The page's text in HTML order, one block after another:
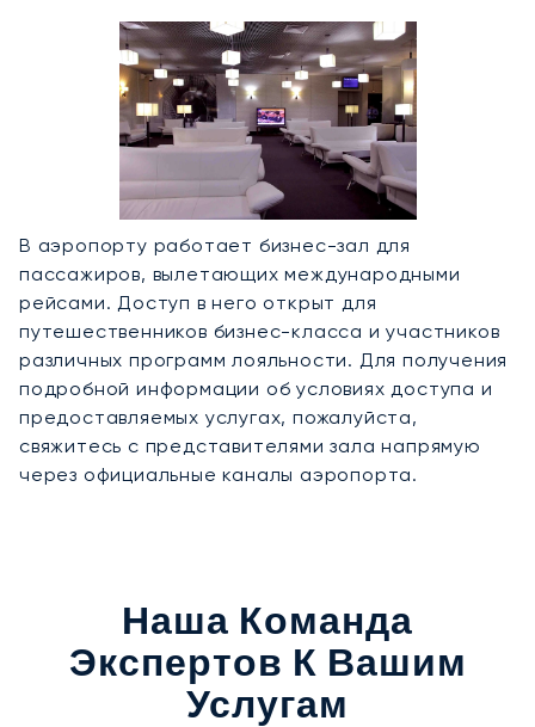
В аэропорту работает бизнес-зал для
пассажиров, вылетающих международными
рейсами. Доступ в него открыт для
путешественников бизнес-класса и участников
различных программ лояльности. Для получения
подробной информации об условиях доступа и
предоставляемых услугах, пожалуйста,
свяжитесь с представителями зала напрямую
через официальные каналы аэропорта.
Наша Команда
Экспертов К Вашим
Услугам